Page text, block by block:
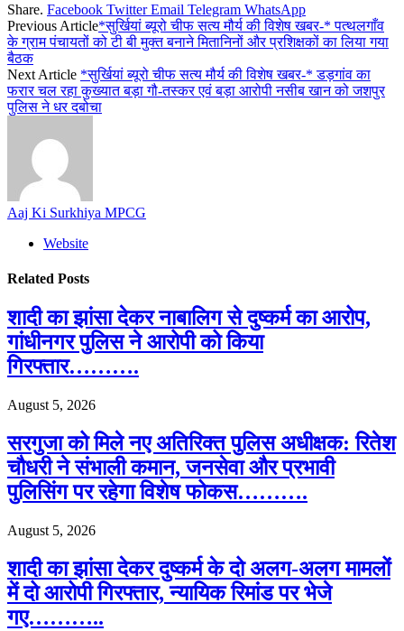
Share. Facebook Twitter Email Telegram WhatsApp
Previous Article*सुर्खियां ब्यूरो चीफ सत्य मौर्य की विशेष खबर-* पत्थलगाँव
के ग्राम पंचायतों को टी बी मुक्त बनाने मितानिनों और प्रशिक्षकों का लिया गया
बैठक
Next Article *सुर्खियां ब्यूरो चीफ सत्य मौर्य की विशेष खबर-* डड़गांव का
फरार चल रहा कुख्यात बड़ा गौ-तस्कर एवं बड़ा आरोपी नसीब खान को जशपुर
पुलिस ने धर दबोचा
Aaj Ki Surkhiya MPCG
Website
Related Posts
शादी का झांसा देकर नाबालिग से दुष्कर्म का आरोप,
गांधीनगर पुलिस ने आरोपी को किया
गिरफ्तार……….
August 5, 2026
सरगुजा को मिले नए अतिरिक्त पुलिस अधीक्षक: रितेश
चौधरी ने संभाली कमान, जनसेवा और प्रभावी
पुलिसिंग पर रहेगा विशेष फोकस……….
August 5, 2026
शादी का झांसा देकर दुष्कर्म के दो अलग-अलग मामलों
में दो आरोपी गिरफ्तार, न्यायिक रिमांड पर भेजे
गए………..